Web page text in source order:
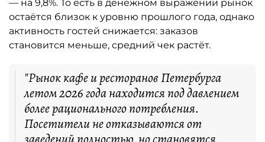
— на 9,8%. То есть в денежном выражении рынок
остаётся близок к уровню прошлого года, однако
активность гостей снижается: заказов
становится меньше, средний чек растёт.
"Рынок кафе и ресторанов Петербурга
летом 2026 года находится под давлением
более рационального потребления.
Посетители не отказываются от